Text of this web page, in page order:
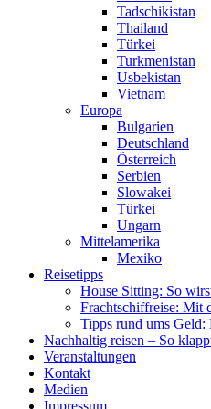
Tadschikistan
Thailand
Türkei
Turkmenistan
Usbekistan
Vietnam
Europa
Bulgarien
Deutschland
Österreich
Serbien
Slowakei
Türkei
Ungarn
Mittelamerika
Mexiko
Reisetipps
House Sitting: So
Frachtschiffreise: Mit
Tipps rund ums Geld:
Nachhaltig reisen – So
Veranstaltungen
Kontakt
Medien
Impressum